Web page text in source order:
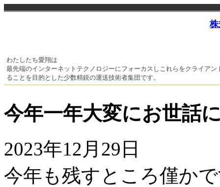
わたしたち愛翔は
最先端のインターネットテクノロジーにフォーカスしこれらをクライア
ることを目的とした少数精鋭の運送技術者集団です。
今年一年大変にお世話
2023年12月29日
今年も残すところ僅か